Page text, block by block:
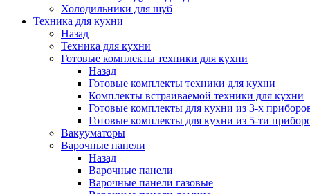
Холодильники для шуб
Техника для кухни
Назад
Техника для кухни
Готовые комплекты техники для кухни
Назад
Готовые комплекты техники для кухни
Комплекты встраиваемой техники для кухни
Готовые комплекты для кухни из 3-х
Готовые комплекты для кухни из 5-ти
Вакууматоры
Варочные панели
Назад
Варочные панели
Варочные панели газовые